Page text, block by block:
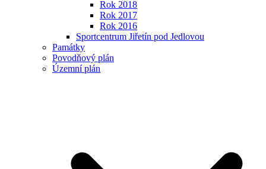
Rok 2018
Rok 2017
Rok 2016
Sportcentrum Jiřetín pod Jedlovou
Památky
Povodňový plán
Územní plán